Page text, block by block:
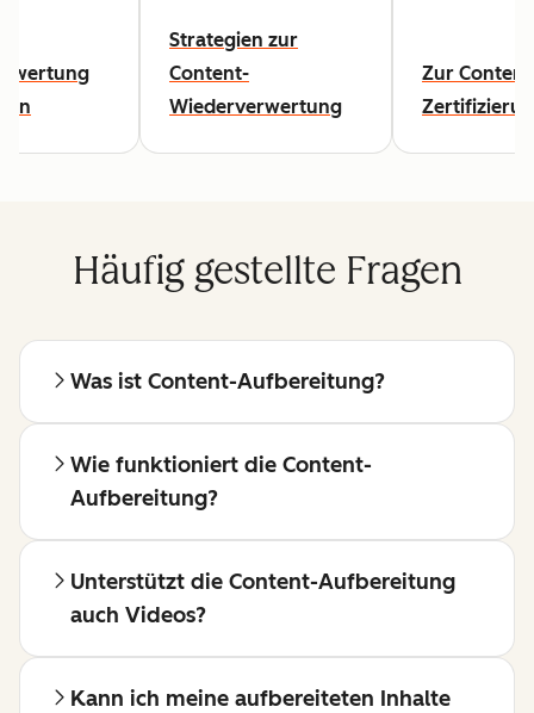
Strategien zur
Content-
Wiederverwertung
Zur
Häufig gestellte Fragen
Was ist Content-Aufbereitung?
Wie funktioniert die Content-
Aufbereitung?
Unterstützt die Content-Aufbereitung
auch Videos?
Kann ich meine aufbereiteten Inhalte